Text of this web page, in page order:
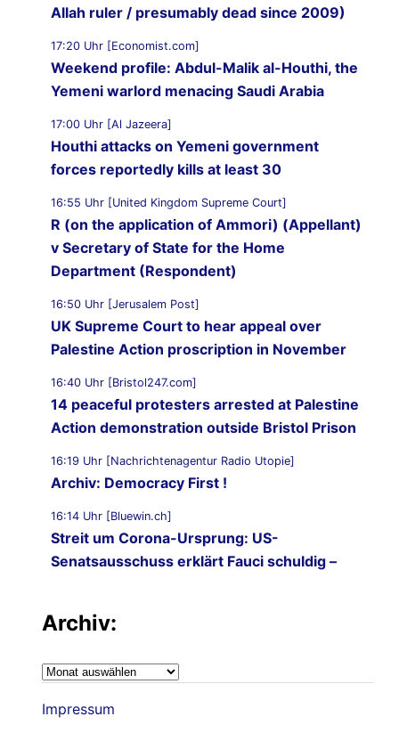
Allah ruler / presumably dead since 2009)
17:20 Uhr [Economist.com]
Weekend profile: Abdul-Malik al-Houthi, the
Yemeni warlord menacing Saudi Arabia
17:00 Uhr [Al Jazeera]
Houthi attacks on Yemeni government
forces reportedly kills at least 30
16:55 Uhr [United Kingdom Supreme Court]
R (on the application of Ammori) (Appellant)
v Secretary of State for the Home
Department (Respondent)
16:50 Uhr [Jerusalem Post]
UK Supreme Court to hear appeal over
Palestine Action proscription in November
16:40 Uhr [Bristol247.com]
14 peaceful protesters arrested at Palestine
Action demonstration outside Bristol Prison
16:19 Uhr [Nachrichtenagentur Radio Utopie]
Archiv: Democracy First !
16:14 Uhr [Bluewin.ch]
Streit um Corona-Ursprung: US-
Senatsausschuss erklärt Fauci schuldig –
16:11 Uhr [CNN]
of Congress
Utopie]
Archiv:
Archiv:
Impressum